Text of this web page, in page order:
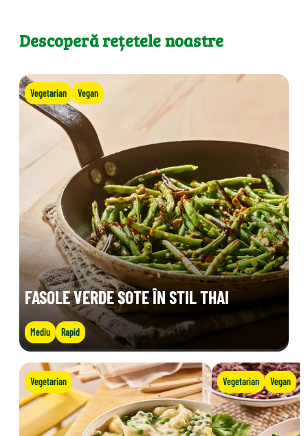
Descoperă rețetele noastre
Vegetarian Vegan
FASOLE VERDE SOTE ÎN STIL THAI
Mediu Rapid
Vegetarian Vegetarian Vegan